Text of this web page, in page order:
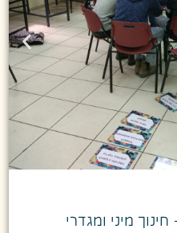
מיני ומגדרי